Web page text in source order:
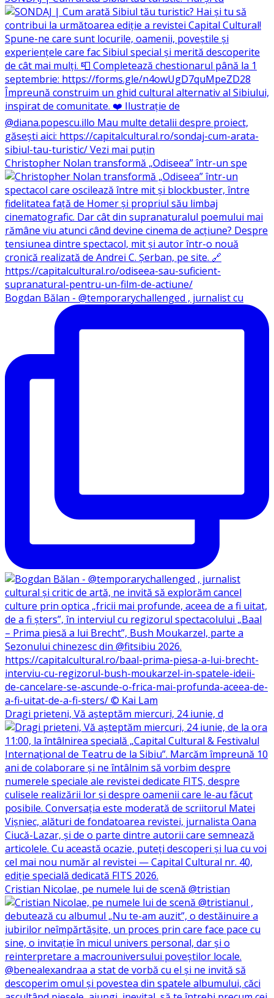
Christopher Nolan transformă „Odiseea” într-un spe
Bogdan Bălan - @temporarychallenged , jurnalist cu
Dragi prieteni, Vă așteptăm miercuri, 24 iunie, d
Cristian Nicolae, pe numele lui de scenă @tristian